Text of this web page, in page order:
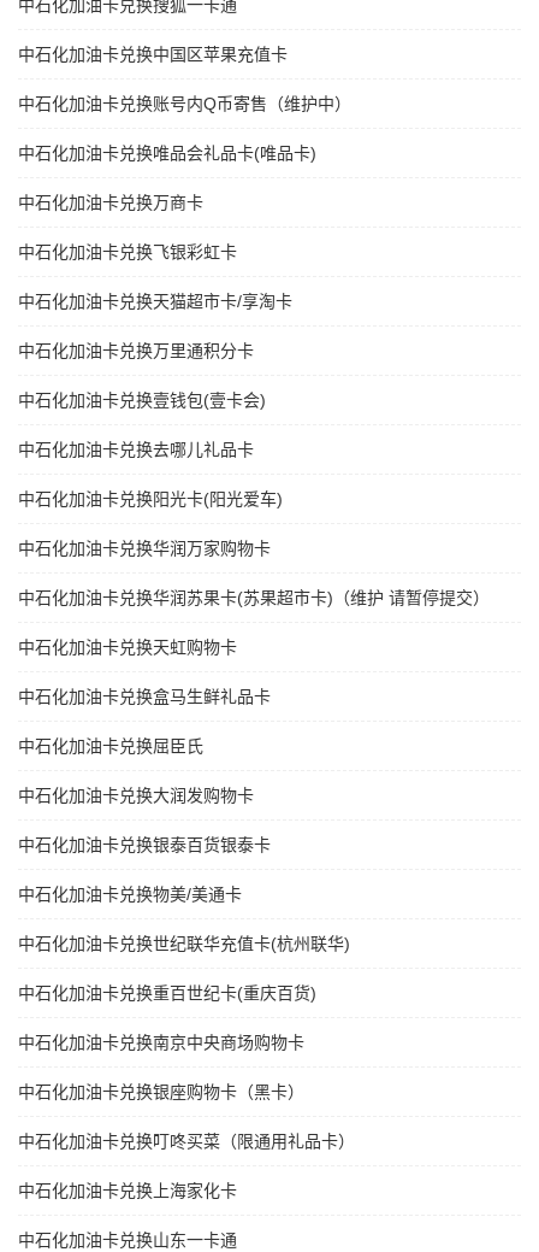
中石化加油卡兑换搜狐一卡通
中石化加油卡兑换中国区苹果充值卡
中石化加油卡兑换账号内Q币寄售（维护中）
中石化加油卡兑换唯品会礼品卡(唯品卡)
中石化加油卡兑换万商卡
中石化加油卡兑换飞银彩虹卡
中石化加油卡兑换天猫超市卡/享淘卡
中石化加油卡兑换万里通积分卡
中石化加油卡兑换壹钱包(壹卡会)
中石化加油卡兑换去哪儿礼品卡
中石化加油卡兑换阳光卡(阳光爱车)
中石化加油卡兑换华润万家购物卡
中石化加油卡兑换华润苏果卡(苏果超市卡)（维护 请暂停提交）
中石化加油卡兑换天虹购物卡
中石化加油卡兑换盒马生鲜礼品卡
中石化加油卡兑换屈臣氏
中石化加油卡兑换大润发购物卡
中石化加油卡兑换银泰百货银泰卡
中石化加油卡兑换物美/美通卡
中石化加油卡兑换世纪联华充值卡(杭州联华)
中石化加油卡兑换重百世纪卡(重庆百货)
中石化加油卡兑换南京中央商场购物卡
中石化加油卡兑换银座购物卡（黑卡）
中石化加油卡兑换叮咚买菜（限通用礼品卡）
中石化加油卡兑换上海家化卡
中石化加油卡兑换山东一卡通